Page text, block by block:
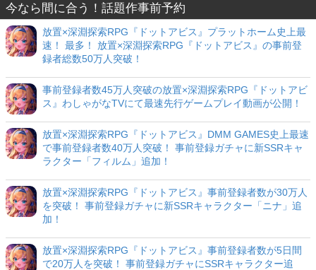
今なら間に合う！話題作事前予約
放置×深淵探索RPG『ドットアビス』プラットホーム史上最
速！ 最多！ 放置×深淵探索RPG『ドットアビス』の事前登
録者総数50万人突破！
事前登録者数45万人突破の放置×深淵探索RPG『ドットアビ
ス』わしゃがなTVにて最速先行ゲームプレイ動画が公開！
放置×深淵探索RPG『ドットアビス』DMM GAMES史上最速
で事前登録者数40万人突破！ 事前登録ガチャに新SSRキャ
ラクター「フィルム」追加！
放置×深淵探索RPG『ドットアビス』事前登録者数が30万人
を突破！ 事前登録ガチャに新SSRキャラクター「ニナ」追
加！
放置×深淵探索RPG『ドットアビス』事前登録者数が5日間
で20万人を突破！ 事前登録ガチャにSSRキャラクター追